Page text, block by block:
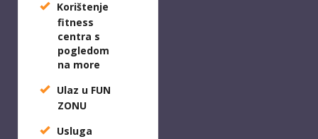
Korištenje
fitness
centra s
pogledom
na more
Ulaz u FUN
ZONU
Usluga